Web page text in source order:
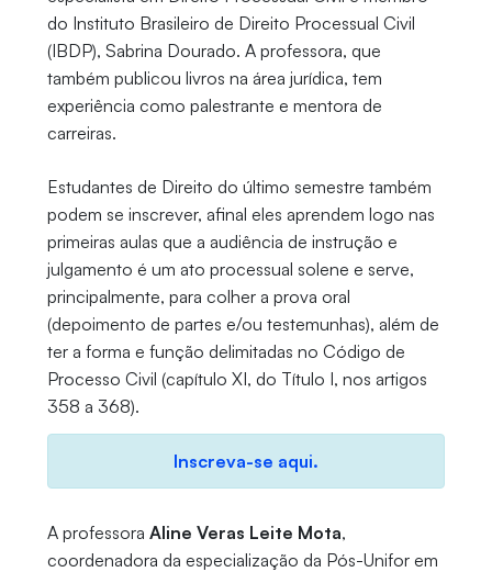
do Instituto Brasileiro de Direito Processual Civil
(IBDP), Sabrina Dourado. A professora, que
também publicou livros na área jurídica, tem
experiência como palestrante e mentora de
carreiras.
Estudantes de Direito do último semestre também
podem se inscrever, afinal eles aprendem logo nas
primeiras aulas que a audiência de instrução e
julgamento é um ato processual solene e serve,
principalmente, para colher a prova oral
(depoimento de partes e/ou testemunhas), além de
ter a forma e função delimitadas no Código de
Processo Civil (capítulo XI, do Título I, nos artigos
358 a 368).
Inscreva-se aqui.
A professora Aline Veras Leite Mota,
coordenadora da especialização da Pós-Unifor em